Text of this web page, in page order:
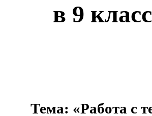
в 9
Тема: «Работа с